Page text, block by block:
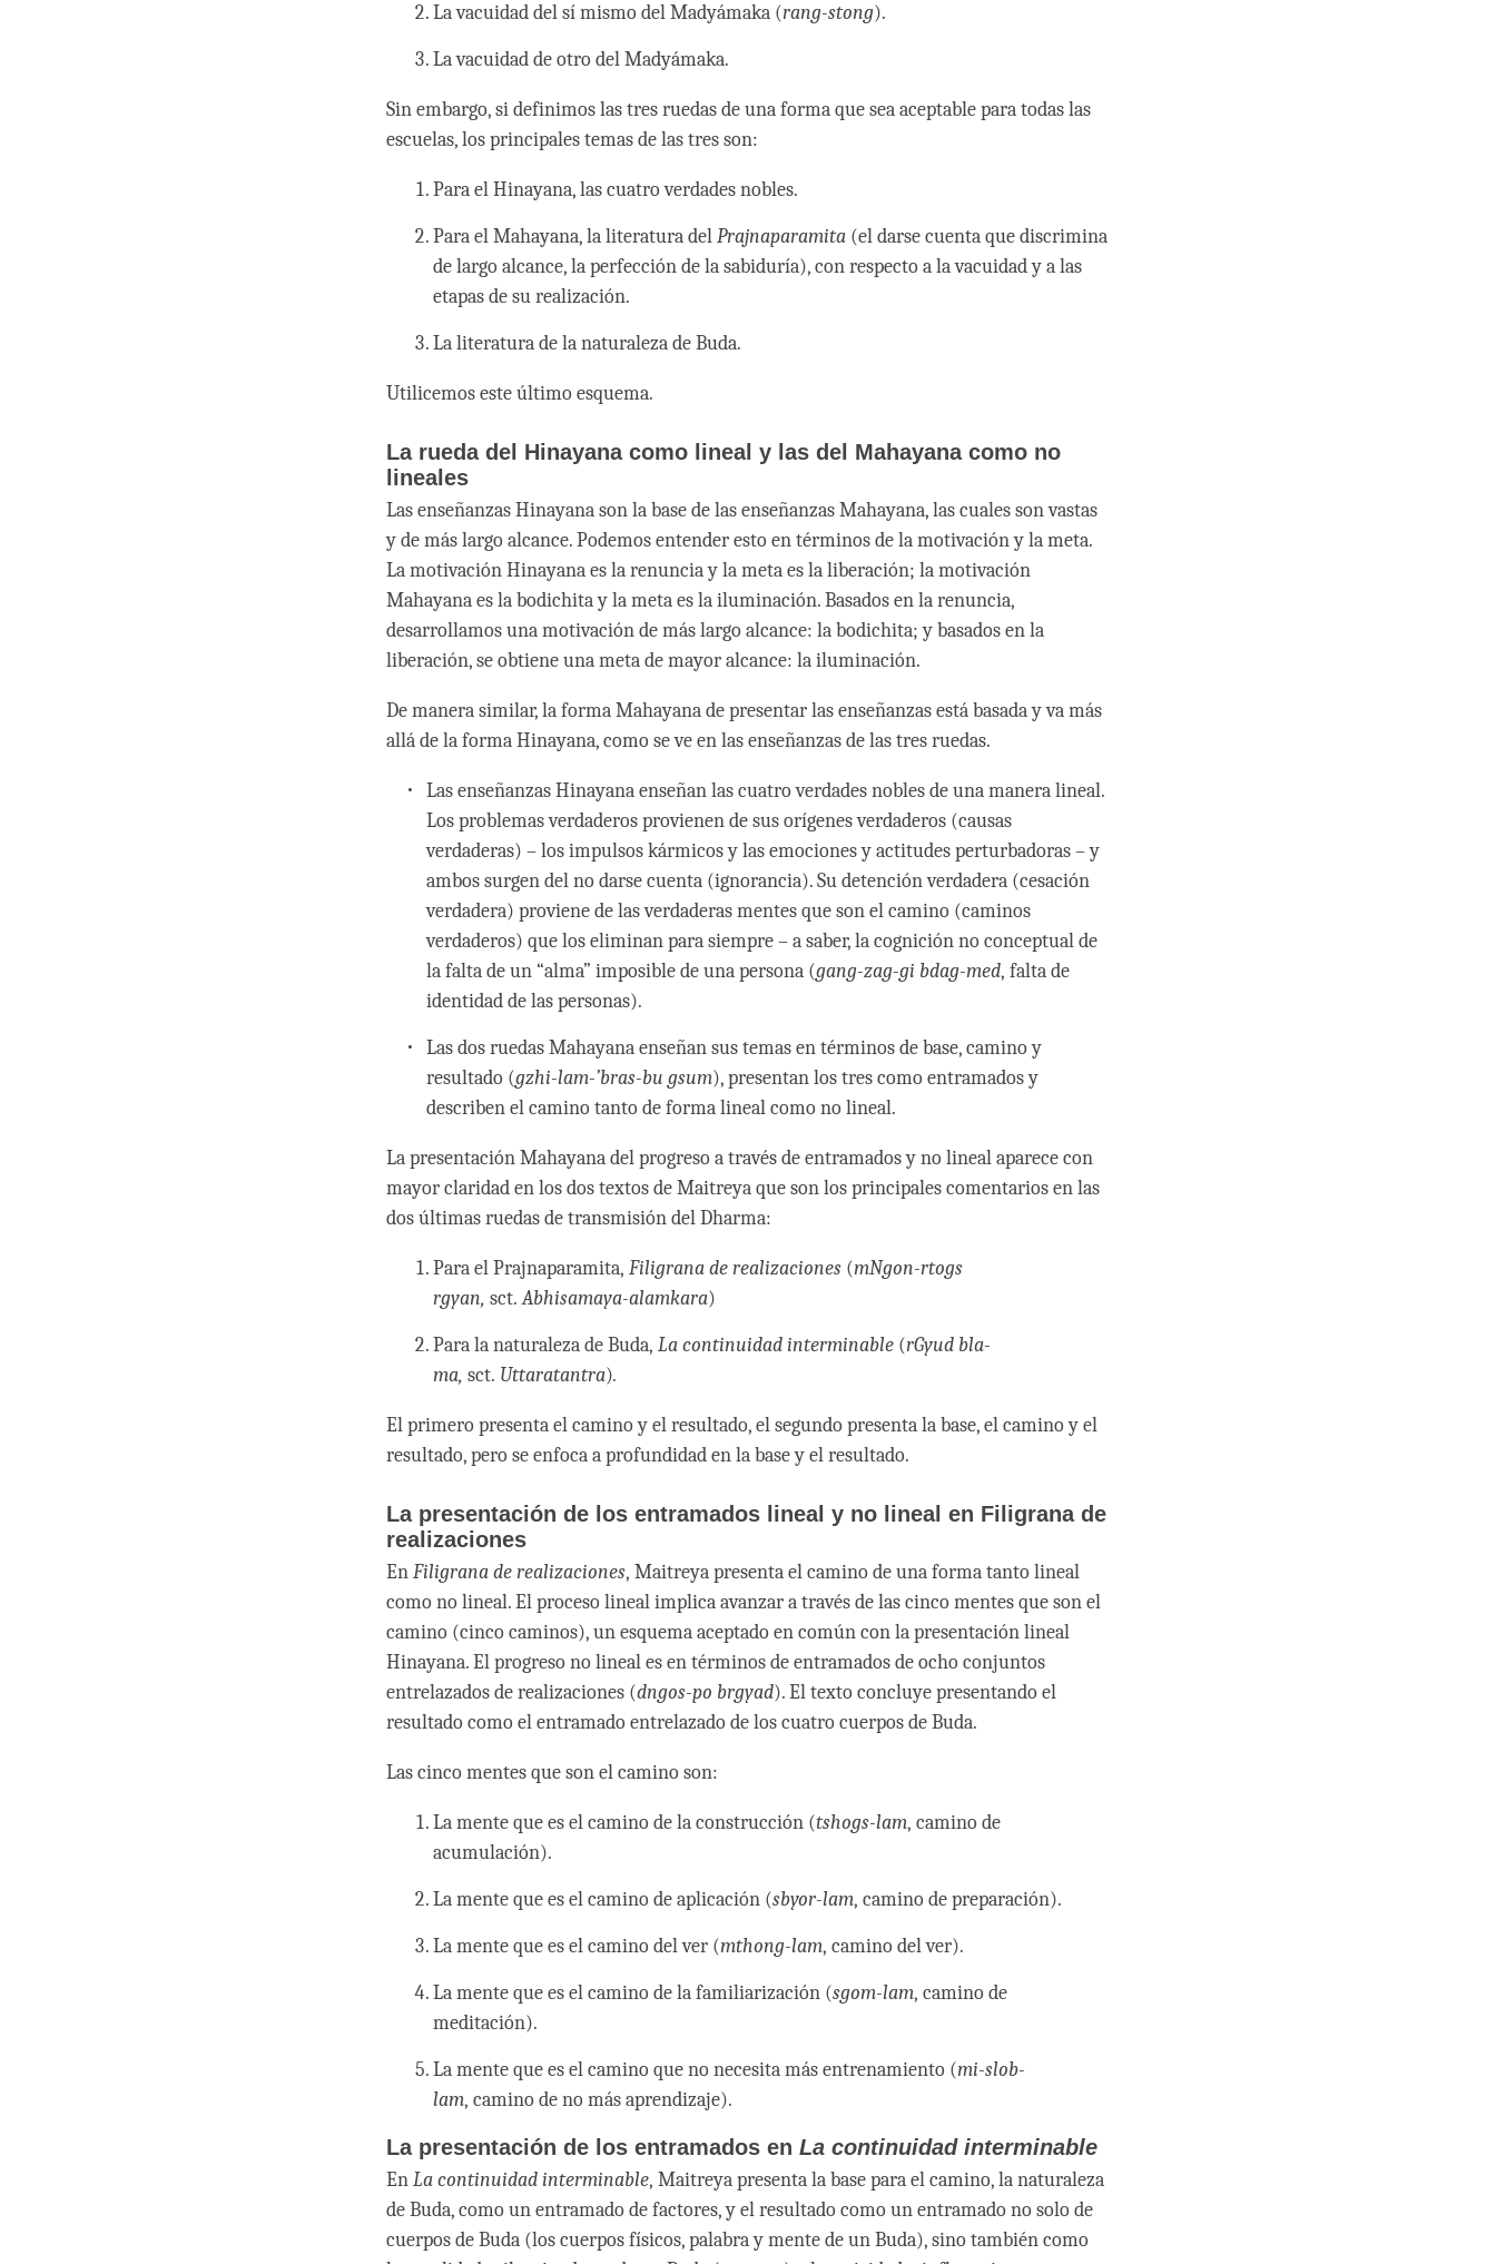
La vacuidad del sí mismo del Madyámaka (rang-stong).
La vacuidad de otro del Madyámaka.
Sin embargo, si definimos las tres ruedas de una forma que sea aceptable para todas las
escuelas, los principales temas de las tres son:
Para el Hinayana, las cuatro verdades nobles.
Para el Mahayana, la literatura delPrajnaparamita(el darse cuenta que discrimina
de largo alcance, la perfección de la sabiduría), con respecto a la vacuidad y a las
etapas de su realización.
La literatura de la naturaleza de Buda.
Utilicemos este último esquema.
La rueda del Hinayana como lineal y las del Mahayana como no
lineales
Las enseñanzas Hinayana son la base de las enseñanzas Mahayana, las cuales son vastas
y de más largo alcance. Podemos entender esto en términos de la motivación y la meta.
La motivación Hinayana es la renuncia y la meta es la liberación; la motivación
Mahayana es la bodichita y la meta es la iluminación. Basados en la renuncia,
desarrollamos una motivación de más largo alcance: la bodichita; y basados en la
liberación, se obtiene una meta de mayor alcance: la iluminación.
De manera similar, la forma Mahayana de presentar las enseñanzas está basada y va más
allá de la forma Hinayana, como se ve en las enseñanzas de las tres ruedas.
Las enseñanzas Hinayana enseñan las cuatro verdades nobles de una manera lineal.
Los problemas verdaderos provienen de sus orígenes verdaderos (causas
verdaderas) – los impulsos kármicos y las emociones y actitudes perturbadoras – y
ambos surgen del no darse cuenta (ignorancia). Su detención verdadera (cesación
verdadera) proviene de las verdaderas mentes que son el camino (caminos
verdaderos) que los eliminan para siempre – a saber, la cognición no conceptual de
la falta de un “alma” imposible de una persona (gang-zag-gi bdag-med, falta de
identidad de las personas).
Las dos ruedas Mahayana enseñan sus temas en términos de base, camino y
resultado (gzhi-lam-’bras-bu gsum), presentan los tres como entramados y
describen el camino tanto de forma lineal como no lineal.
La presentación Mahayana del progreso a través de entramados y no lineal aparece con
mayor claridad en los dos textos de Maitreya que son los principales comentarios en las
dos últimas ruedas de transmisión del Dharma:
Para el Prajnaparamita, Filigrana de realizaciones(mNgon-rtogs
rgyan, sct.Abhisamaya-alamkara)
Para la naturaleza de Buda, La continuidad interminable(rGyud bla-
ma, sct. Uttaratantra).
El primero presenta el camino y el resultado, el segundo presenta la base, el camino y el
resultado, pero se enfoca a profundidad en la base y el resultado.
La presentación de los entramados lineal y no lineal en Filigrana de
realizaciones
EnFiligrana de realizaciones, Maitreya presenta el camino de una forma tanto lineal
como no lineal. El proceso lineal implica avanzar a través de las cinco mentes que son el
camino (cinco caminos), un esquema aceptado en común con la presentación lineal
Hinayana. El progreso no lineal es en términos de entramados de ocho conjuntos
entrelazados de realizaciones (dngos-po brgyad). El texto concluye presentando el
resultado como el entramado entrelazado de los cuatro cuerpos de Buda.
Las cinco mentes que son el camino son:
La mente que es el camino de la construcción (tshogs-lam, camino de
acumulación).
La mente que es el camino de aplicación (sbyor-lam, camino de preparación).
La mente que es el camino del ver (mthong-lam, camino del ver).
La mente que es el camino de la familiarización (sgom-lam, camino de
meditación).
La mente que es el camino que no necesita más entrenamiento (mi-slob-
lam, camino de no más aprendizaje).
La presentación de los entramados en La continuidad interminable
EnLa continuidad interminable, Maitreya presenta la base para el camino, la naturaleza
de Buda, como un entramado de factores, y el resultado como un entramado no solo de
cuerpos de Buda (los cuerpos físicos, palabra y mente de un Buda), sino también como